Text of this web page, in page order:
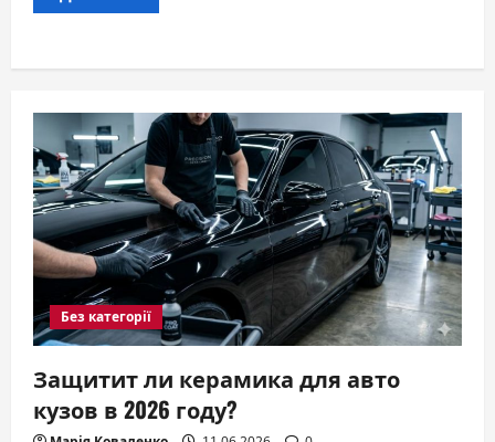
Без категорії
Защитит ли керамика для авто
кузов в 2026 году?